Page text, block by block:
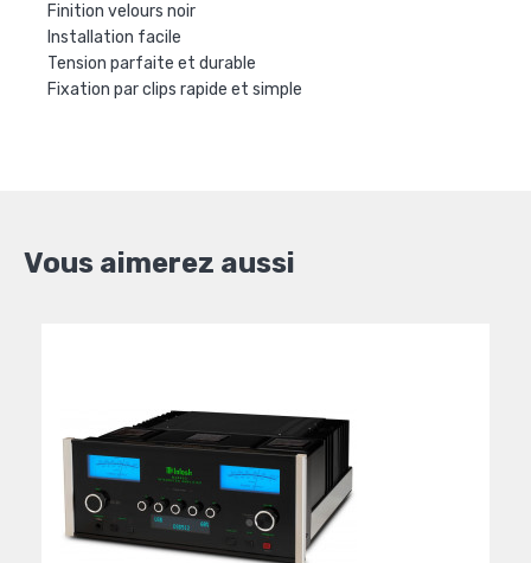
Finition velours noir
Installation facile
Tension parfaite et durable
Fixation par clips rapide et simple
Vous aimerez aussi